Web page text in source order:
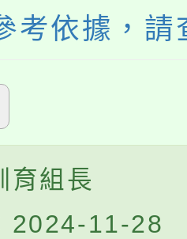
考依據，請
育組長
2024-11-28